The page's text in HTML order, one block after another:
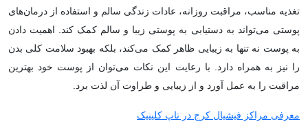
تغذیه مناسب، مراقبت روزانه، عادات زندگی سالم و استفاده از درمان‌های
پوستی می‌تواند به دستیابی به پوستی زیبا و سالم کمک کند. اهمیت دادن
به پوست نه تنها به زیبایی ظاهر کمک می‌کند، بلکه بهبود سلامت کلی بدن
را نیز به همراه دارد. با رعایت این نکات می‌توان از پوست خود بهترین
مراقبت را به عمل آورد و از زیبایی و طراوت آن لذت برد.
معرفی مراکز فیشیال کرج در تاپ کلینیک